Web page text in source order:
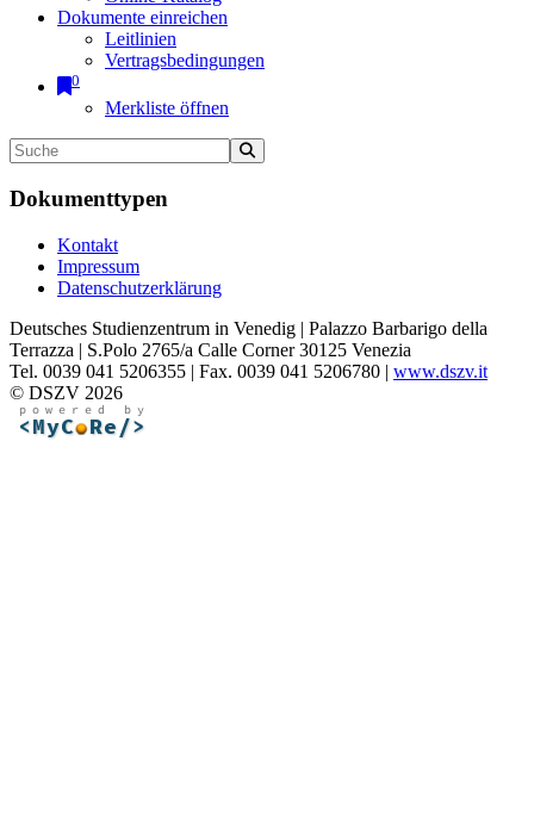
Dokumente einreichen
Leitlinien
Vertragsbedingungen
0
Merkliste öffnen
Dokumenttypen
Kontakt
Impressum
Datenschutzerklärung
Deutsches Studienzentrum in Venedig | Palazzo Barbarigo della
Terrazza | S.Polo 2765/a Calle Corner 30125 Venezia
Tel. 0039 041 5206355 | Fax. 0039 041 5206780 | www.dszv.it
© DSZV 2026